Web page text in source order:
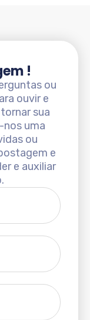
!
ou
ouvir e
sua
nos uma
ou
e
e auxiliar